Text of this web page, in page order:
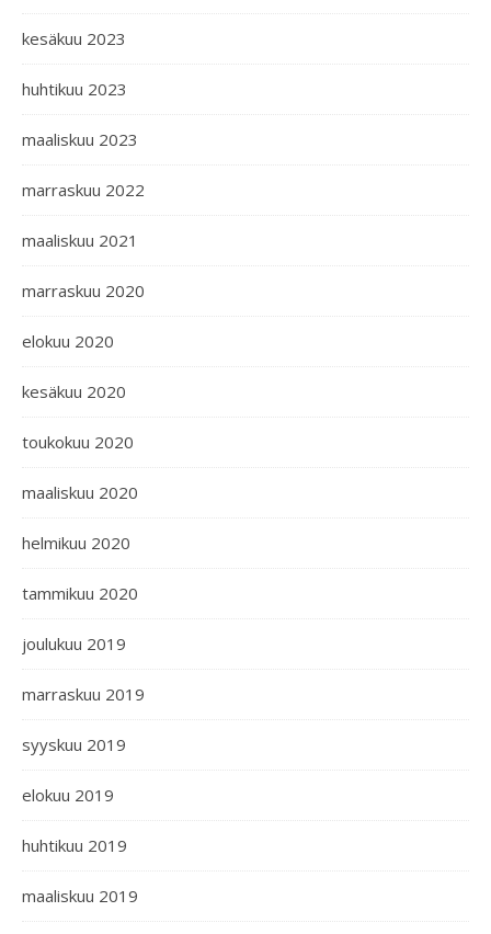
kesäkuu 2023
huhtikuu 2023
maaliskuu 2023
marraskuu 2022
maaliskuu 2021
marraskuu 2020
elokuu 2020
kesäkuu 2020
toukokuu 2020
maaliskuu 2020
helmikuu 2020
tammikuu 2020
joulukuu 2019
marraskuu 2019
syyskuu 2019
elokuu 2019
huhtikuu 2019
maaliskuu 2019